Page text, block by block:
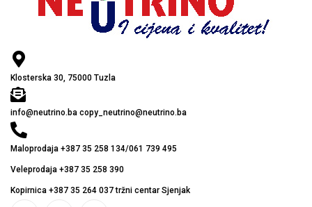
Klosterska 30, 75000 Tuzla
info@neutrino.ba copy_neutrino@neutrino.ba
Maloprodaja +387 35 258 134/061 739 495
Veleprodaja +387 35 258 390
Kopirnica +387 35 264 037 tržni centar Sjenjak